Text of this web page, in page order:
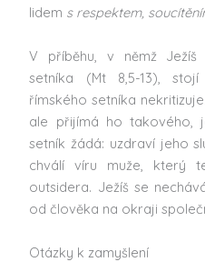
lidem s respektem,
V příběhu, v němž Ježíš
setníka (Mt 8,5-13),
římského setníka
ale přijímá ho
setník žádá: uzdraví jeho
chválí víru muže, který
outsidera. Ježíš se
od člověka na okraji
Otázky k zamyšlení